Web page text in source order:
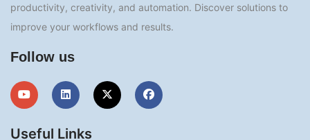
productivity, creativity, and automation. Discover solutions to
improve your workflows and results.
Follow us
Useful Links